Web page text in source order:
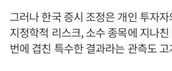
그러나 한국 증시 조정은 개인 투자
지정학적 리스크, 소수 종목에 지나
번에 겹친 특수한 결과라는 관측도